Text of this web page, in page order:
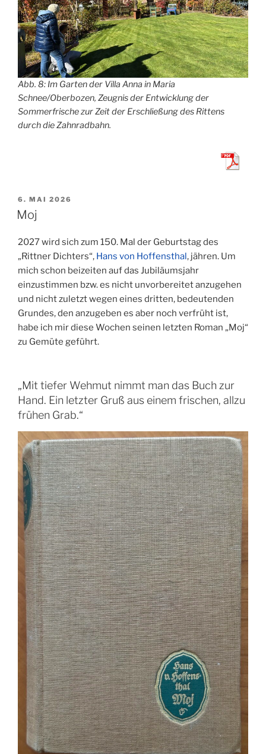
Abb. 8: Im Garten der Villa Anna in Maria
Schnee/Oberbozen, Zeugnis der Entwicklung der
Sommerfrische zur Zeit der Erschließung des Rittens
durch die Zahnradbahn.
VERÖFFENTLICHT
AM
6. MAI 2026
Moj
2027 wird sich zum 150. Mal der Geburtstag des
„Rittner Dichters“, Hans von Hoffensthal, jähren. Um
mich schon beizeiten auf das Jubiläumsjahr
einzustimmen bzw. es nicht unvorbereitet anzugehen
und nicht zuletzt wegen eines dritten, bedeutenden
Grundes, den anzugeben es aber noch verfrüht ist,
habe ich mir diese Wochen seinen letzten Roman „Moj“
zu Gemüte geführt.
„Mit tiefer Wehmut nimmt man das Buch zur
Hand. Ein letzter Gruß aus einem frischen, allzu
frühen Grab.“